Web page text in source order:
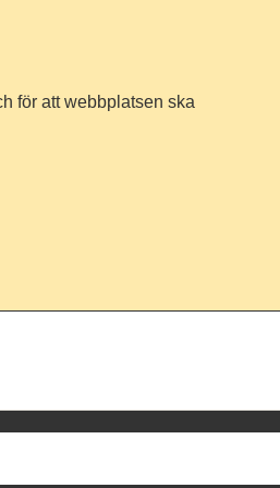
för att webbplatsen ska